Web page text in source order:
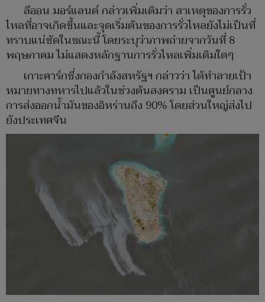
ลีออน มอร์แลนด์ กล่าวเพิ่มเติมว่า สาเหตุของการรั่ว
ไหลที่อาจเกิดขึ้นและจุดเริ่มต้นของการรั่วไหลยังไม่เป็นที่
ทราบแน่ชัดในขณะนี้ โดยระบุว่าภาพถ่ายจากวันที่ 8
พฤษภาคม ไม่แสดงหลักฐานการรั่วไหลเพิ่มเติมใดๆ
เกาะคาร์กซึ่งกองกำลังสหรัฐฯ กล่าวว่า ได้ทำลายเป้า
หมายทางทหารไปแล้วในช่วงต้นสงคราม เป็นศูนย์กลาง
การส่งออกน้ำมันของอิหร่านถึง 90% โดยส่วนใหญ่ส่งไป
ยังประเทศจีน